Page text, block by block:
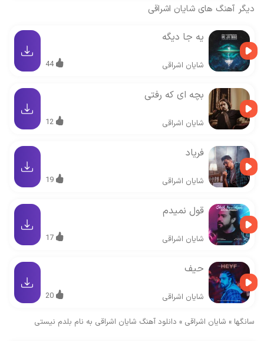
دیگر آهنگ های شایان اشراقی
یه جا دیگه
شایان اشراقی 44
بچه ای که رفتی
شایان اشراقی 12
فریاد
شایان اشراقی 19
قول نمیدم
شایان اشراقی 17
حیف
شایان اشراقی 20
سانگها » شایان اشراقی » دانلود آهنگ شایان اشراقی به نام بلدم نیستی